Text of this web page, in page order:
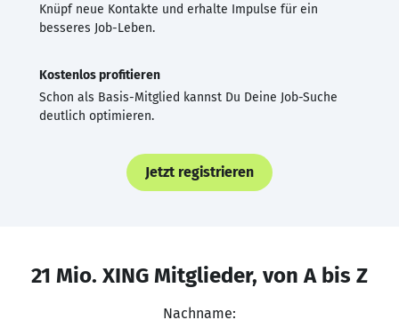
Knüpf neue Kontakte und erhalte Impulse für ein
besseres Job-Leben.
Kostenlos profitieren
Schon als Basis-Mitglied kannst Du Deine Job-Suche
deutlich optimieren.
Jetzt registrieren
21 Mio. XING Mitglieder, von A bis Z
Nachname: